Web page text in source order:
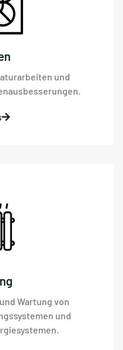
und
Wartung von
und